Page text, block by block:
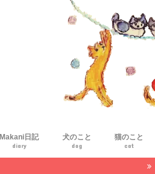
Makani日記
diary
犬のこと
dog
猫のこと
cat